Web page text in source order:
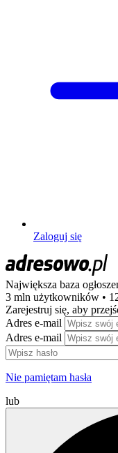
Zaloguj się
Największa baza
3 mln użytkowników •
Zarejestruj się, aby
Adres e-mail
Adres e-mail
Nie pamiętam hasła
lub